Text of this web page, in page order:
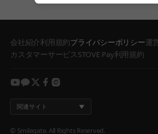
会社紹介利用規約プライバシーポリシー運
カスタマーサービスSTOVE Pay利用規約
youtube
kakao
twitter
facebook
instagram
関連サイト
© Smilegate. All Rights Reserved.